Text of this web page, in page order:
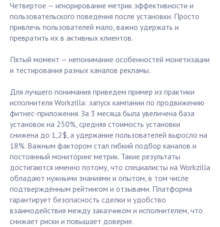
Четвертое — игнорирование метрик эффективности и
пользовательского поведения после установки. Просто
привлечь пользователей мало, важно удержать и
превратить их в активных клиентов.
Пятый момент — непонимание особенностей монетизации
и тестирования разных каналов рекламы.
Для лучшего понимания приведем пример из практики
исполнителя Workzilla: запуск кампании по продвижению
фитнес-приложения. За 3 месяца была увеличена база
установок на 250%, средняя стоимость установки
снижена до 1,2$, а удержание пользователей выросло на
18%. Важным фактором стал гибкий подбор каналов и
постоянный мониторинг метрик. Такие результаты
достигаются именно потому, что специалисты на Workzilla
обладают нужными знаниями и опытом, в том числе
подтверждённым рейтингом и отзывами. Платформа
гарантирует безопасность сделки и удобство
взаимодействия между заказчиком и исполнителем, что
снижает риски и повышает доверие.